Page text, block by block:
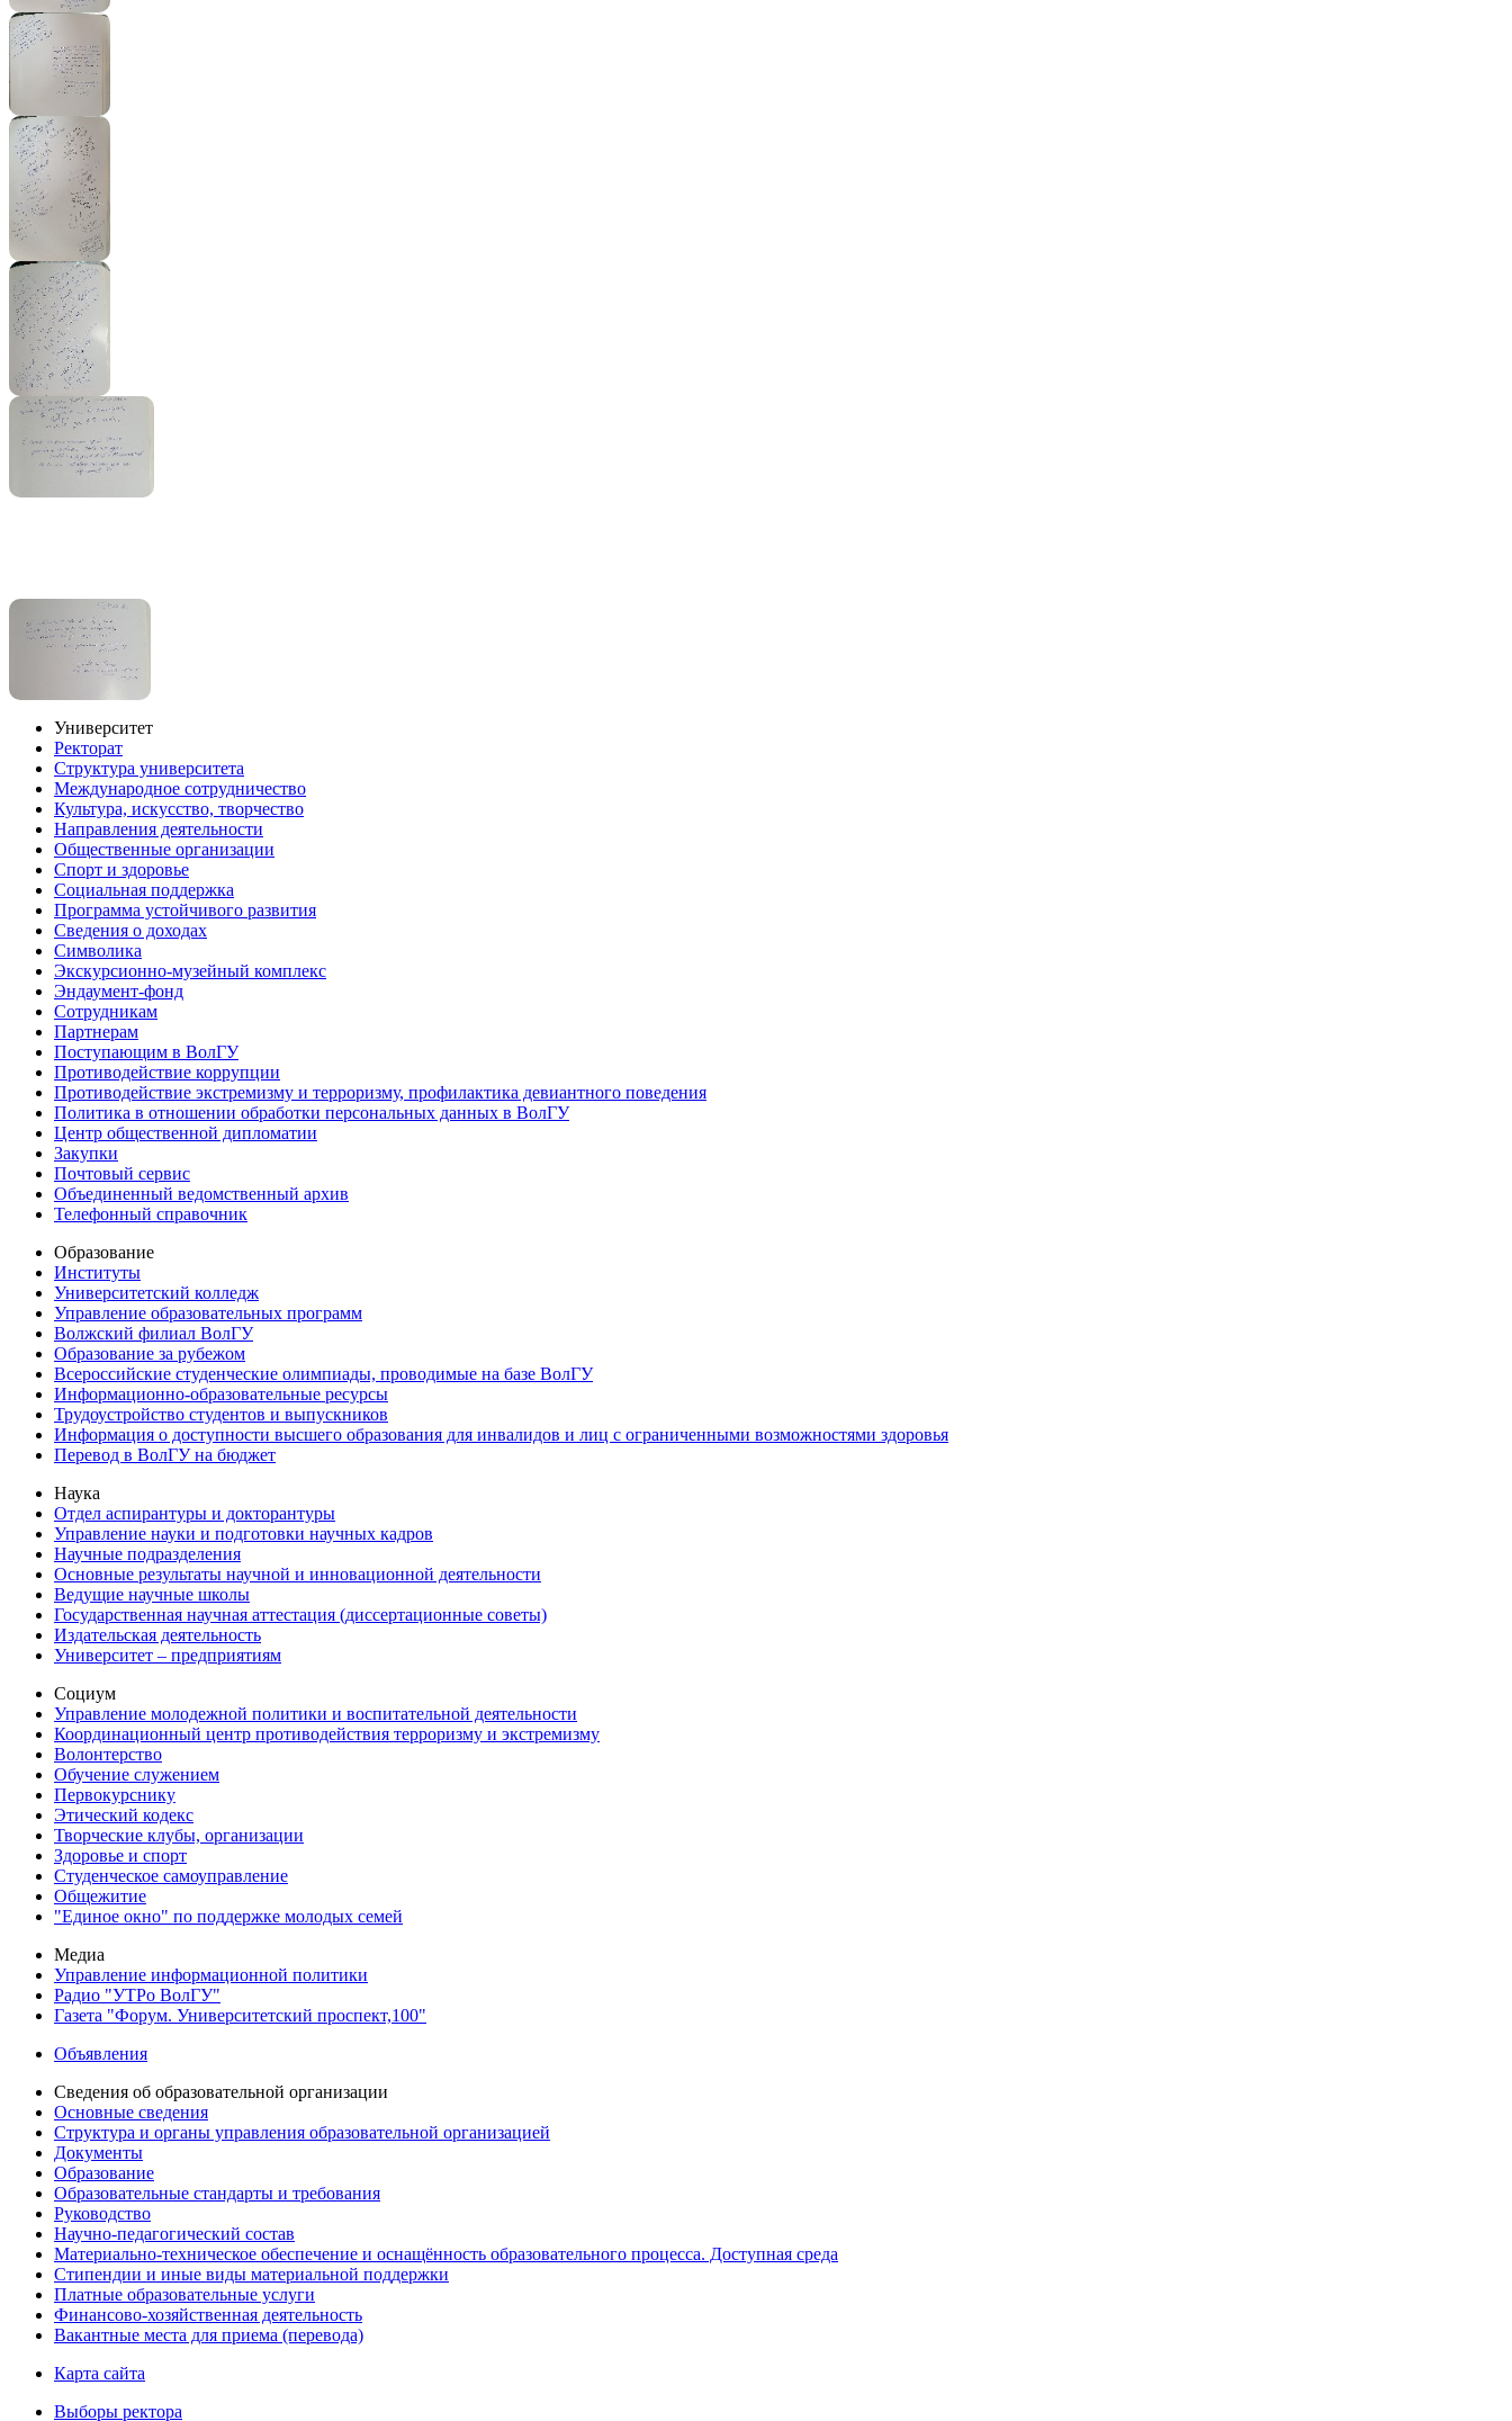
Университет
Ректорат
Структура университета
Международное сотрудничество
Культура, искусство, творчество
Направления деятельности
Общественные организации
Спорт и здоровье
Социальная поддержка
Программа устойчивого развития
Сведения о доходах
Символика
Экскурсионно-музейный комплекс
Эндаумент-фонд
Сотрудникам
Партнерам
Поступающим в ВолГУ
Противодействие коррупции
Противодействие экстремизму и терроризму, профилактика девиантного поведения
Политика в отношении обработки персональных данных в ВолГУ
Центр общественной дипломатии
Закупки
Почтовый сервис
Объединенный ведомственный архив
Телефонный справочник
Образование
Институты
Университетский колледж
Управление образовательных программ
Волжский филиал ВолГУ
Образование за рубежом
Всероссийские студенческие олимпиады, проводимые на базе ВолГУ
Информационно-образовательные ресурсы
Трудоустройство студентов и выпускников
Информация о доступности высшего образования для инвалидов и лиц с ограниченными возможностями здоровья
Перевод в ВолГУ на бюджет
Наука
Отдел аспирантуры и докторантуры
Управление науки и подготовки научных кадров
Научные подразделения
Основные результаты научной и инновационной деятельности
Ведущие научные школы
Государственная научная аттестация (диссертационные советы)
Издательская деятельность
Университет – предприятиям
Социум
Управление молодежной политики и воспитательной деятельности
Координационный центр противодействия терроризму и экстремизму
Волонтерство
Обучение служением
Первокурснику
Этический кодекс
Творческие клубы, организации
Здоровье и спорт
Студенческое самоуправление
Общежитие
"Единое окно" по поддержке молодых семей
Медиа
Управление информационной политики
Радио "УТРо ВолГУ"
Газета "Форум. Университетский проспект,100"
Объявления
Сведения об образовательной организации
Основные сведения
Структура и органы управления образовательной организацией
Документы
Образование
Образовательные стандарты и требования
Руководство
Научно-педагогический состав
Материально-техническое обеспечение и оснащённость образовательного процесса. Доступная среда
Стипендии и иные виды материальной поддержки
Платные образовательные услуги
Финансово-хозяйственная деятельность
Вакантные места для приема (перевода)
Карта сайта
Выборы ректора